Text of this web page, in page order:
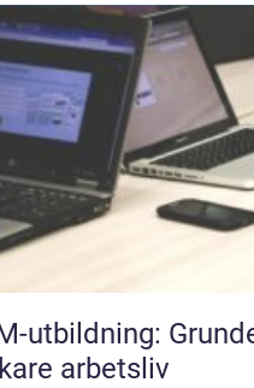
utbildning:
arbetsliv